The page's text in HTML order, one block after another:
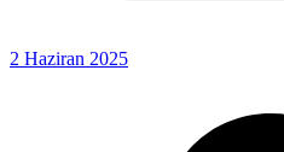
2 Haziran 2025